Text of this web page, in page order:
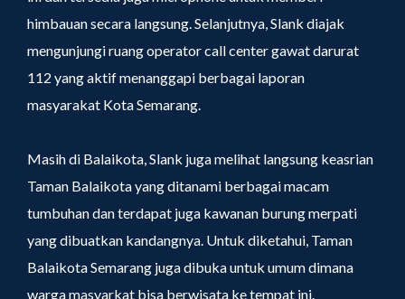
himbauan secara langsung. Selanjutnya, Slank diajak
mengunjungi ruang operator call center gawat darurat
112 yang aktif menanggapi berbagai laporan
masyarakat Kota Semarang.
Masih di Balaikota, Slank juga melihat langsung keasrian
Taman Balaikota yang ditanami berbagai macam
tumbuhan dan terdapat juga kawanan burung merpati
yang dibuatkan kandangnya. Untuk diketahui, Taman
Balaikota Semarang juga dibuka untuk umum dimana
warga masyarkat bisa berwisata ke tempat ini.